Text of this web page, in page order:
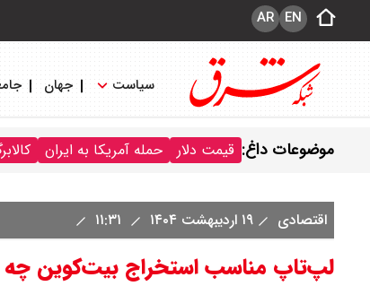
EN
AR
سیاست جهان
موضوعات داغ: قیمت دلار حمله آمریکا به ایران
اقتصادی ۱۹ اردیبهشت ۱۴۰۴
لپ‌تاپ مناسب استخراج بیت‌کوین